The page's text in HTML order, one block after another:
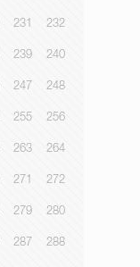
231 232
239 240
247 248
255 256
263 264
271 272
279 280
287 288